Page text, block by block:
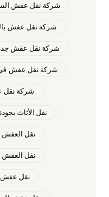
شركة نقل عفش
شركة نقل عفش
شركة نقل عفش
شركة نقل عفش
شركة نقل
نقل الأثاث
نقل العفش
نقل العفش
نقل عفش